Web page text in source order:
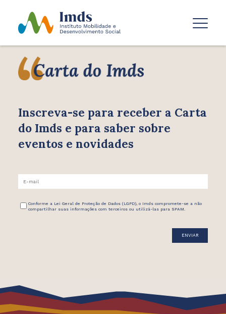
Inscreva-se para receber a Carta
do Imds e para saber sobre
eventos e novidades
Conforme a Lei Geral de Proteção de Dados (LGPD), o Imds compromete-se a não
compartilhar suas informações com terceiros ou utilizá-las para SPAM.